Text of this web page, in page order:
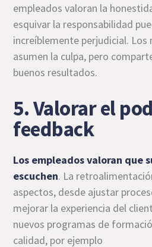
empleados valoran la
esquivar la responsabilidad
increíblemente perjudicial. Los
asumen la culpa, pero
buenos resultados.
5. Valorar el
feedback
Los empleados valoran que
escuchen. La
aspectos, desde ajustar
mejorar la experiencia del
nuevos programas de
calidad, por ejemplo